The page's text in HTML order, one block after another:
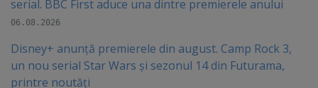
serial. BBC First aduce una dintre premierele anului
06.08.2026
Disney+ anunță premierele din august. Camp Rock 3,
un nou serial Star Wars și sezonul 14 din Futurama,
printre noutăți